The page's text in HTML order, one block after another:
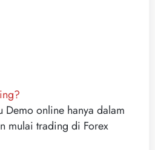
Demo online hanya dalam
mulai trading di Forex